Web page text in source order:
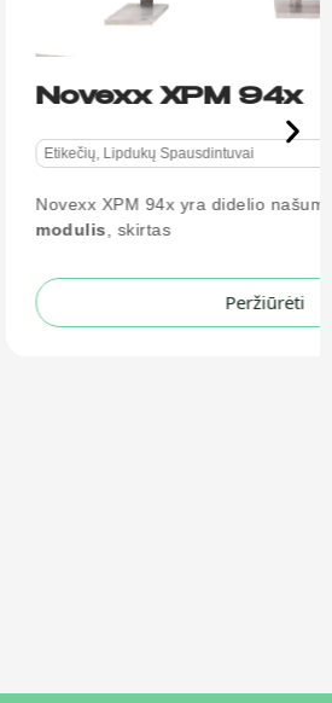
94x
didelio našumospausdinimo
Peržiūrėti